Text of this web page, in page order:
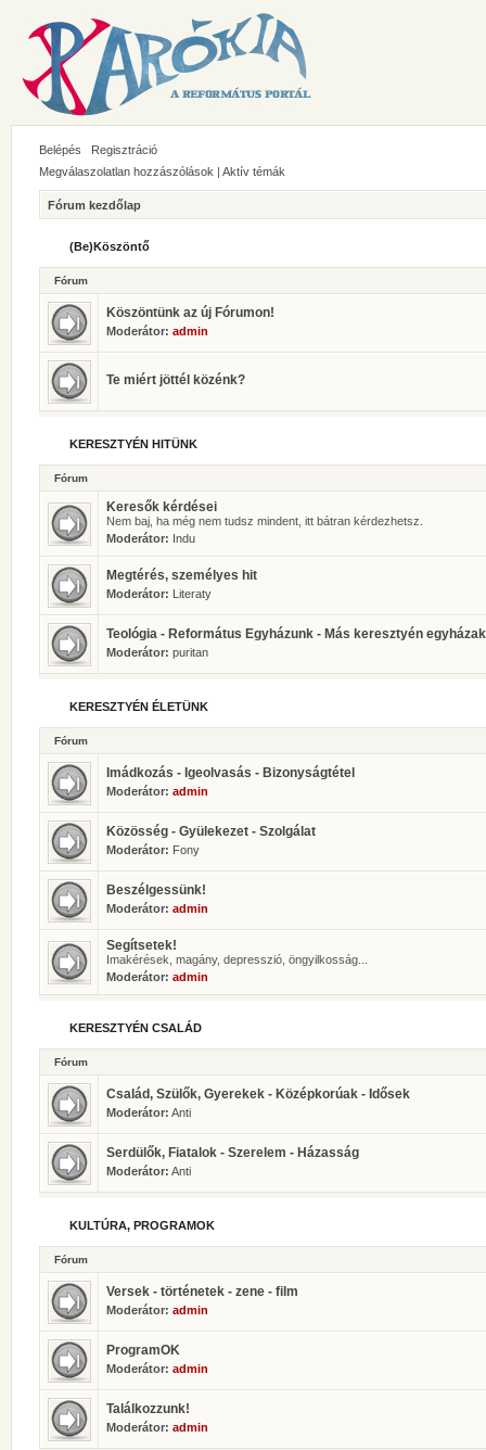
Belépés
Regisztráció
Megválaszolatlan hozzászólások | Aktív témák
Fórum kezdőlap
(Be)Köszöntő
Fórum
Köszöntünk az új Fórumon!
Moderátor: admin
Te miért jöttél közénk?
KERESZTYÉN HITÜNK
Fórum
Keresők kérdései
Nem baj, ha még nem tudsz mindent, itt bátran kérdezhetsz.
Moderátor: Indu
Megtérés, személyes hit
Moderátor: Literaty
Teológia - Református Egyházunk - Más keresztyén egyházak
Moderátor: puritan
KERESZTYÉN ÉLETÜNK
Fórum
Imádkozás - Igeolvasás - Bizonyságtétel
Moderátor: admin
Közösség - Gyülekezet - Szolgálat
Moderátor: Fony
Beszélgessünk!
Moderátor: admin
Segítsetek!
Imakérések, magány, depresszió, öngyilkosság...
Moderátor: admin
KERESZTYÉN CSALÁD
Fórum
Család, Szülők, Gyerekek - Középkorúak - Idősek
Moderátor: Anti
Serdülők, Fiatalok - Szerelem - Házasság
Moderátor: Anti
KULTÚRA, PROGRAMOK
Fórum
Versek - történetek - zene - film
Moderátor: admin
ProgramOK
Moderátor: admin
Találkozzunk!
Moderátor: admin